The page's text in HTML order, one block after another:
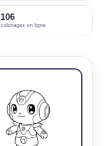
106
coloriages en ligne